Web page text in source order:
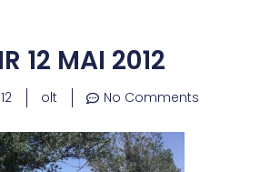
12 MAI 2012
olt No Comments